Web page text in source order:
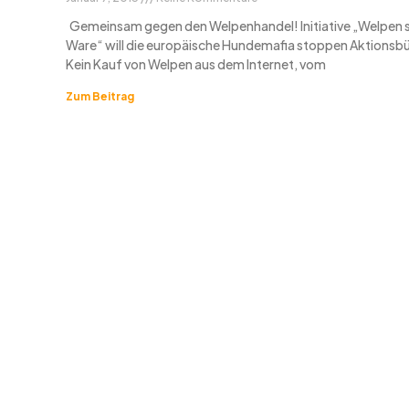
Gemeinsam gegen den Welpenhandel! Initiative „Welpen
Ware“ will die europäische Hundemafia stoppen
Kein Kauf von Welpen aus dem Internet, vom
Zum Beitrag